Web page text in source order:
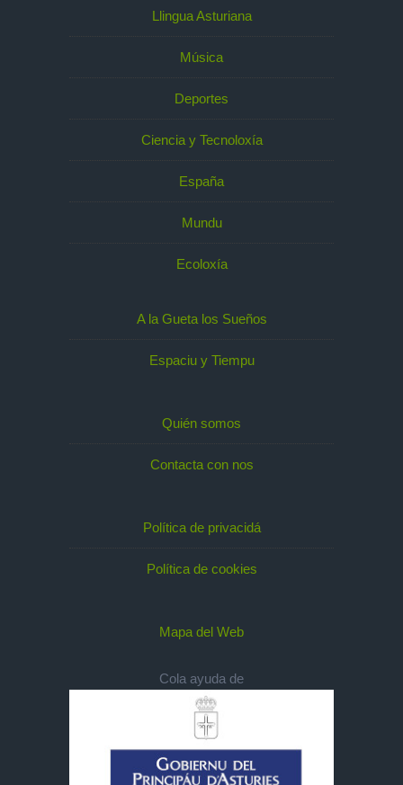
Llingua Asturiana
Música
Deportes
Ciencia y Tecnoloxía
España
Mundu
Ecoloxía
A la Gueta los Sueños
Espaciu y Tiempu
Quién somos
Contacta con nos
Política de privacidá
Política de cookies
Mapa del Web
Cola ayuda de